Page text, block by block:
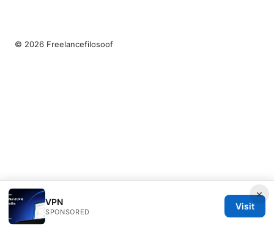
×
VPN
SPONSORED
Visit
© 2026 Freelancefilosoof